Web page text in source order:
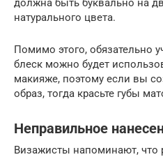
должна быть буквально на
натурального цвета.
Помимо этого, обязательно
блеск можно будет
макияже, поэтому если вы
образ, тогда красьте губы
Неправильное
Визажисты напоминают, что